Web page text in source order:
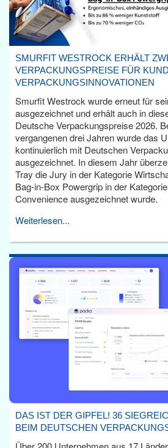
SMURFIT WESTROCK ERHÄLT
VERPACKUNGSPREISE FÜR
VERPACKUNGSINNOVATIONEN
Smurfit Westrock wurde erneut für
ausgezeichnet und erhält auch in
Deutsche Verpackungspreise 2026.
vergangenen drei Jahren wurde das
kontinuierlich mit Deutschen
ausgezeichnet. In diesem Jahr
Tray die Jury in der Kategorie
Bag-in-Box Powergrip in der
Convenience ausgezeichnet wurde.
Weiterlesen...
DAS IST DER GIPFEL! 36
BEIM DEUTSCHEN